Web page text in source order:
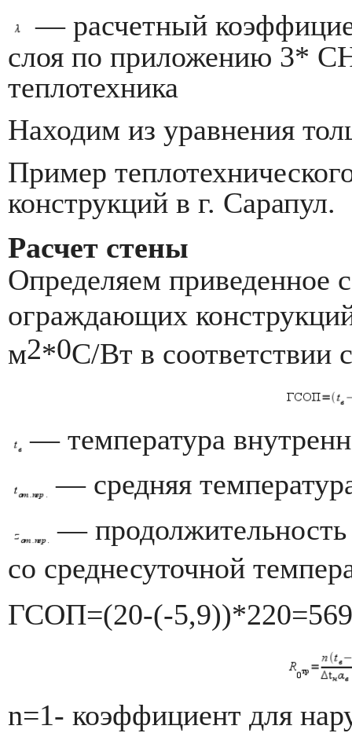
— расчетный
слоя по приложению 3*
теплотехника
Находим из уравнения
Пример
конструкций в г. Сарапул.
Расчет стены
Определяем приведенное
ограждающих
м2*0С/Вт в
— температура
— средняя
— продолжительность
со среднесуточной
ГСОП=(20-(-
n=1- коэффициент для